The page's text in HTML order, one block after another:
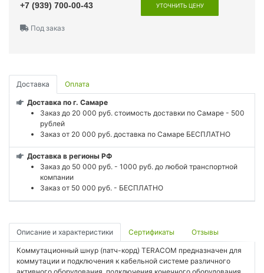
+7 (939) 700-00-43 УТОЧНИТЬ ЦЕНУ
Под заказ
Доставка Оплата
Доставка по г. Самаре
Заказ до 20 000 руб. стоимость доставки по Самаре - 500
рублей
Заказ от 20 000 руб. доставка по Самаре БЕСПЛАТНО
Доставка в регионы РФ
Заказ до 50 000 руб. - 1000 руб. до любой транспортной
компании
Заказ от 50 000 руб. - БЕСПЛАТНО
Описание и характеристики Сертификаты Отзывы
Коммутационный шнур (патч-корд) TERACOM предназначен для
коммутации и подключения к кабельной системе различного